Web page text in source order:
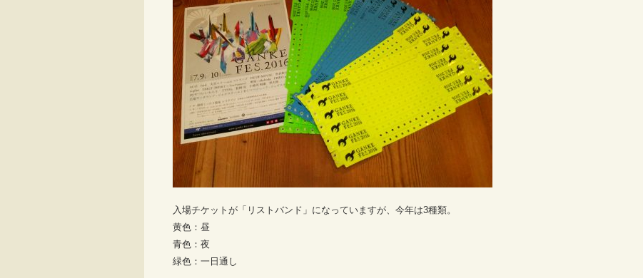
入場チケットが「リストバンド」になっていますが、今年は3種類。
黄色：昼
青色：夜
緑色：一日通し